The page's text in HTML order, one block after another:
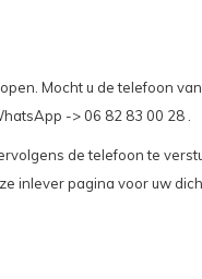
Mocht u de telefoon
-> 06 82 83 00 28 .
de telefoon te
inlever pagina voor uw